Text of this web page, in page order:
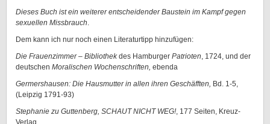
Dieses Buch ist ein weiterer entscheidender Baustein im Kampf gegen
sexuellen Missbrauch.
Dem kann ich nur noch einen Literaturtipp hinzufügen:
Die Frauenzimmer – Bibliothekdes Hamburger Patrioten, 1724, und der
deutschen Moralischen Wochenschriften, ebenda
Germershausen: Die Hausmutter in allen ihren Geschäfften, Bd. 1-5,
(Leipzig 1791-93)
Stephanie zu Guttenberg, SCHAUT NICHT WEG!, 177 Seiten, Kreuz-
Verlag